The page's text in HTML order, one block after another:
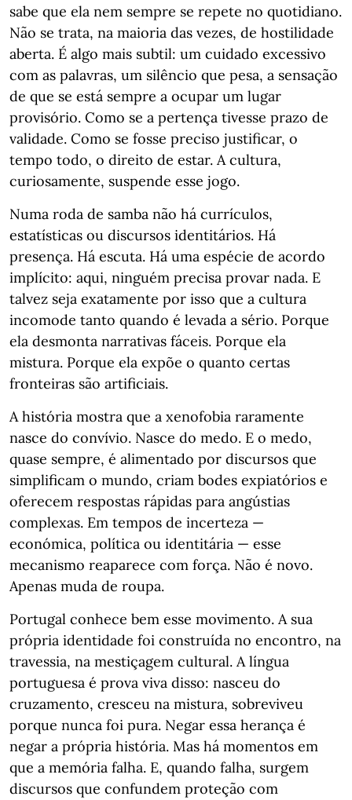
sabe que ela nem sempre se repete no quotidiano.
Não se trata, na maioria das vezes, de hostilidade
aberta. É algo mais subtil: um cuidado excessivo
com as palavras, um silêncio que pesa, a sensação
de que se está sempre a ocupar um lugar
provisório. Como se a pertença tivesse prazo de
validade. Como se fosse preciso justificar, o
tempo todo, o direito de estar. A cultura,
curiosamente, suspende esse jogo.
Numa roda de samba não há currículos,
estatísticas ou discursos identitários. Há
presença. Há escuta. Há uma espécie de acordo
implícito: aqui, ninguém precisa provar nada. E
talvez seja exatamente por isso que a cultura
incomode tanto quando é levada a sério. Porque
ela desmonta narrativas fáceis. Porque ela
mistura. Porque ela expõe o quanto certas
fronteiras são artificiais.
A história mostra que a xenofobia raramente
nasce do convívio. Nasce do medo. E o medo,
quase sempre, é alimentado por discursos que
simplificam o mundo, criam bodes expiatórios e
oferecem respostas rápidas para angústias
complexas. Em tempos de incerteza —
económica, política ou identitária — esse
mecanismo reaparece com força. Não é novo.
Apenas muda de roupa.
Portugal conhece bem esse movimento. A sua
própria identidade foi construída no encontro, na
travessia, na mestiçagem cultural. A língua
portuguesa é prova viva disso: nasceu do
cruzamento, cresceu na mistura, sobreviveu
porque nunca foi pura. Negar essa herança é
negar a própria história. Mas há momentos em
que a memória falha. E, quando falha, surgem
discursos que confundem proteção com